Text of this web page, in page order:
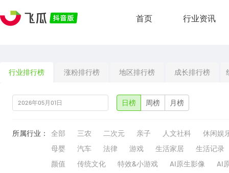
首页 行业资讯
行业排行榜 涨粉排行榜 地区排行榜 成长排行榜
日榜 周榜 月榜
所属行业： 全部 三农 二次元 亲子 人文社科
休闲娱
母婴
汽车 法律 游戏 生活家居
生活记录
颜值
传统文化 特效&小游戏 AI原生影像 AI